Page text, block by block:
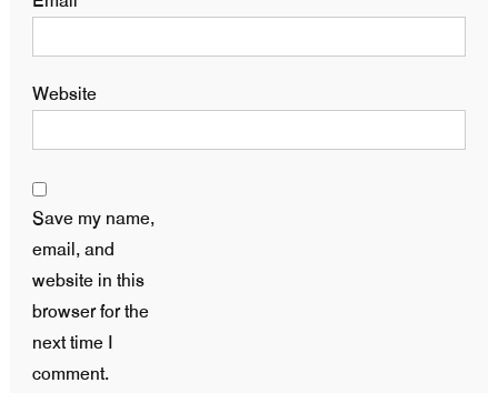
Website
Save my name,
email, and
website in this
browser for the
next time I
comment.